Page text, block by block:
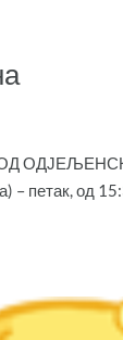
– петак, од